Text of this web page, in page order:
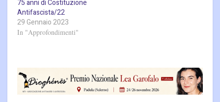
75 anni di Costituzione
Antifascista/22
29 Gennaio 2023
In "Approfondimenti"